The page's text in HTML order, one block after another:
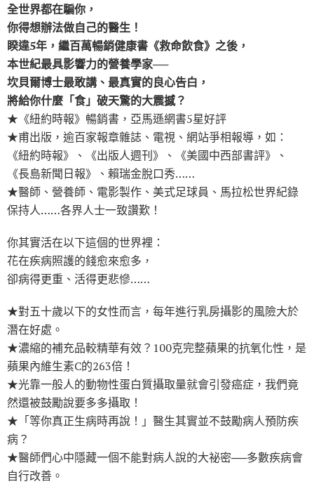
全世界都在騙你，
你得想辦法做自己的醫生！
睽違5年，繼百萬暢銷健康書《救命飲食》之後，
本世紀最具影響力的營養學家──
坎貝爾博士最敢講、最真實的良心告白，
將給你什麼「食」破天驚的大震撼？
★《紐約時報》暢銷書，亞馬遜網書5星好評
★甫出版，逾百家報章雜誌、電視、網站爭相報導，如：
《紐約時報》、《出版人週刊》、《美國中西部書評》、
《長島新聞日報》、賴瑞金脫口秀……
★醫師、營養師、電影製作、美式足球員、馬拉松世界紀錄
保持人……各界人士一致讚歎！
你其實活在以下這個的世界裡：
花在疾病照護的錢愈來愈多，
卻病得更重、活得更悲慘……
★對五十歲以下的女性而言，每年進行乳房攝影的風險大於
潛在好處。
★濃縮的補充品較精華有效？100克完整蘋果的抗氧化性，是
蘋果內維生素C的263倍！
★光靠一般人的動物性蛋白質攝取量就會引發癌症，我們竟
然還被鼓勵說要多多攝取！
★「等你真正生病時再說！」醫生其實並不鼓勵病人預防疾
病？
★醫師們心中隱藏一個不能對病人說的大祕密──多數疾病會
自行改善。